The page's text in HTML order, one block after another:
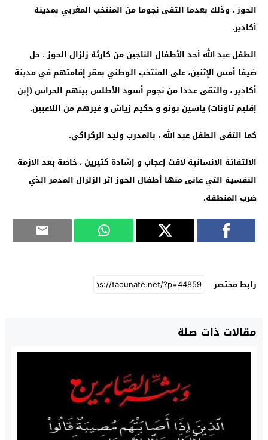
الحوز ، وذلك بعدما التقى نجوما من المنتخب المغربي بمدينة
أكادير.
الطفل عبد الله أحد الأطفال الناجين من كارثة زلزال الحوز ، حل
ضيفا أمس الإثنين، على المنتخب الوطني بمقر إقامتهم في مدينة
أكادير ، والتقى عددا من نجوم أسود الأطلس بينهم الحراس (إبن
إقليم تاونات) ياسين بونو و حكيم زياش و غيرهم من اللاعبين.
كما التقى الطفل عبد الله ، بالمدرب وليد الركراكي.
الالتفاتة الانسانية لاقت إعجاب و إشادة كثيرين ، خاصة بعد الازمة
النفسية التي عانى منها أطفال الحوز اثر الزلزال المدمر الذي
ضرب المنطقة.
رابط مختصر
مقالات ذات صلة